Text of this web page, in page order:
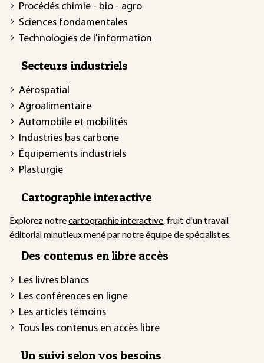
Procédés chimie - bio - agro
Sciences fondamentales
Technologies de l'information
Secteurs industriels
Aérospatial
Agroalimentaire
Automobile et mobilités
Industries bas carbone
Équipements industriels
Plasturgie
Cartographie interactive
Explorez notrecartographie interactive, fruit d'un travail
éditorial minutieux mené par notre équipe de spécialistes.
Des contenus en libre accès
Les livres blancs
Les conférences en ligne
Les articles témoins
Tous les contenus en accès libre
Un suivi selon vos besoins